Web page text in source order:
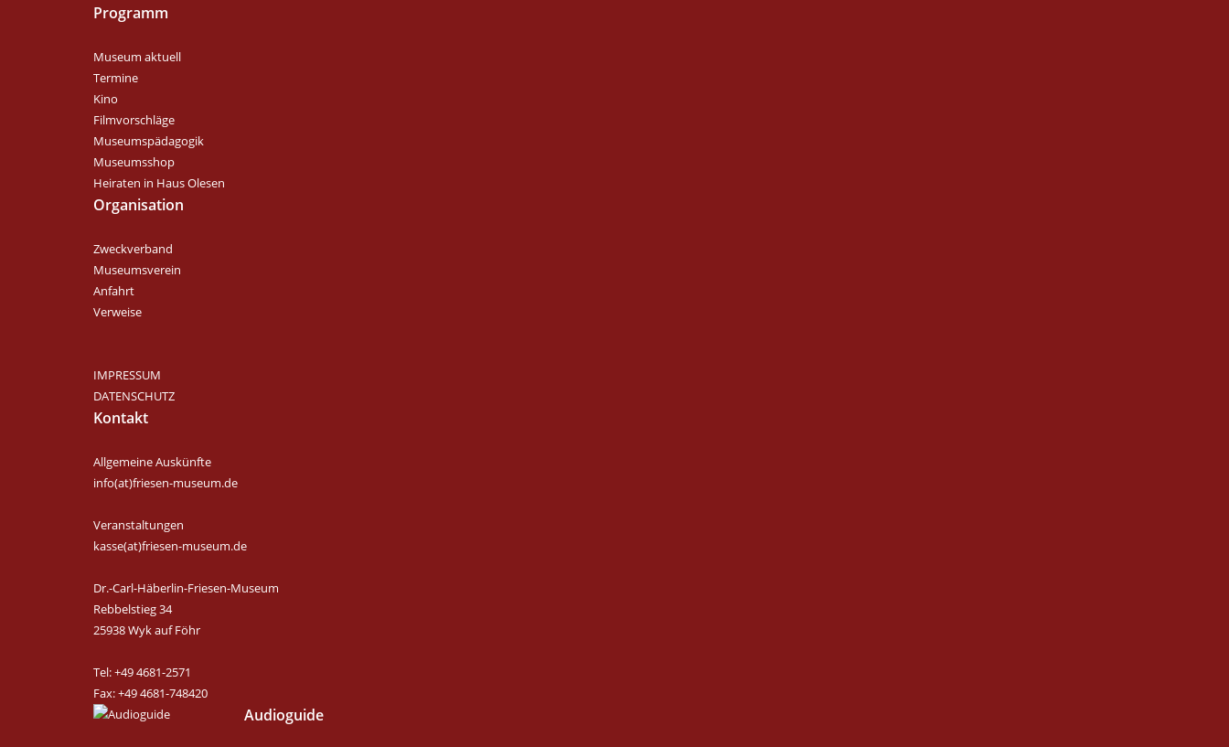
Programm
Museum aktuell
Termine
Kino
Filmvorschläge
Museumspädagogik
Museumsshop
Heiraten in Haus Olesen
Organisation
Zweckverband
Museumsverein
Anfahrt
Verweise
IMPRESSUM
DATENSCHUTZ
Kontakt
Allgemeine Auskünfte
info(at)friesen-museum.de
Veranstaltungen
kasse(at)friesen-museum.de
Dr.-Carl-Häberlin-Friesen-Museum
Rebbelstieg 34
25938 Wyk auf Föhr
Tel: +49 4681-2571
Fax: +49 4681-748420
Audioguide